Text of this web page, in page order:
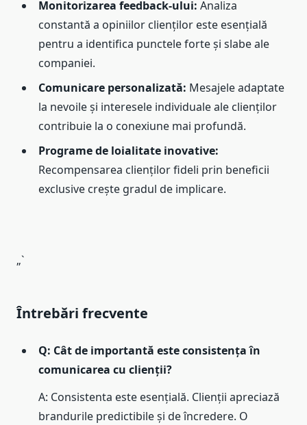
Monitorizarea feedback-ului: Analiza
constantă a opiniilor clienților este esențială
pentru a identifica punctele forte și slabe ale
companiei.
Comunicare personalizată: Mesajele adaptate
la nevoile și interesele individuale ale clienților
contribuie la o conexiune mai profundă.
Programe de loialitate inovative:
Recompensarea clienților fideli prin beneficii
exclusive crește gradul de implicare.
„`
Întrebări frecvente
Q: Cât de importantă este consistența în
comunicarea cu clienții?
A: Consistenta este esențială. Clienții apreciază
brandurile predictibile și de încredere. O